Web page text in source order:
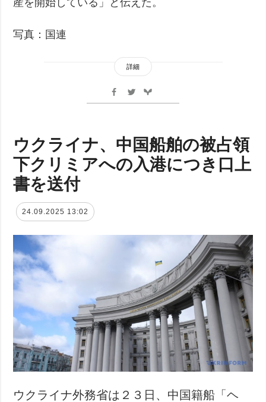
写真：国連
詳細
ウクライナ、中国船舶の被占領
下クリミアへの入港につき口上
書を送付
24.09.2025 13:02
ウクライナ外務省は２３日、中国籍船「ヘ